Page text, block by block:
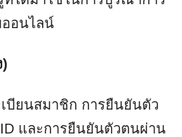
ออนไลน์
บียนสมาชิก การยืนยันตัว
และการยืนยันตัวตนผ่าน